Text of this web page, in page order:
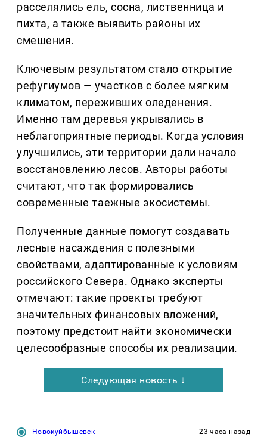
расселялись ель, сосна, лиственница и
пихта, а также выявить районы их
смешения.
Ключевым результатом стало открытие
рефугиумов — участков с более мягким
климатом, переживших оледенения.
Именно там деревья укрывались в
неблагоприятные периоды. Когда условия
улучшились, эти территории дали начало
восстановлению лесов. Авторы работы
считают, что так формировались
современные таежные экосистемы.
Полученные данные помогут создавать
лесные насаждения с полезными
свойствами, адаптированные к условиям
российского Севера. Однако эксперты
отмечают: такие проекты требуют
значительных финансовых вложений,
поэтому предстоит найти экономически
целесообразные способы их реализации.
Следующая новость ↓
Новокуйбышевск 23 часа назад